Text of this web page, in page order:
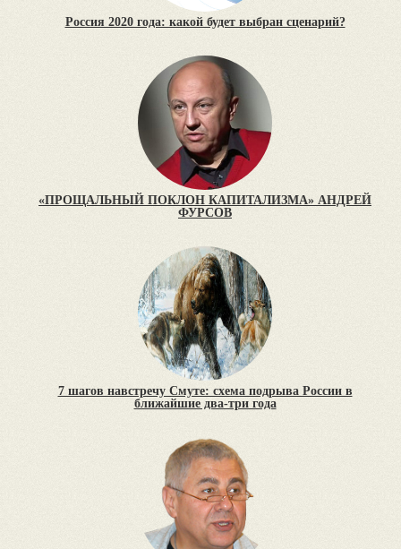
Россия 2020 года: какой будет выбран сценарий?
«ПРОЩАЛЬНЫЙ ПОКЛОН КАПИТАЛИЗМА» АНДРЕЙ
ФУРСОВ
7 шагов навстречу Смуте: схема подрыва России в
ближайшие два-три года